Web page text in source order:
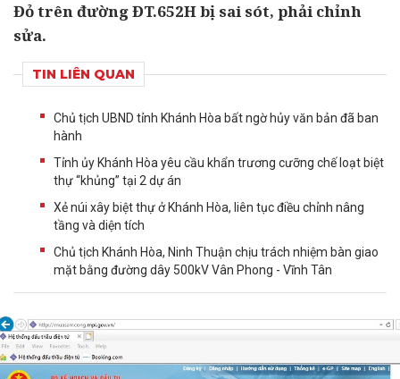
Đỏ trên đường ĐT.652H bị sai sót, phải chỉnh
sửa.
TIN LIÊN QUAN
Chủ tịch UBND tỉnh Khánh Hòa bất ngờ hủy văn bản đã ban
hành
Tỉnh ủy Khánh Hòa yêu cầu khẩn trương cưỡng chế loạt biệt
thự “khủng” tại 2 dự án
Xẻ núi xây biệt thự ở Khánh Hòa, liên tục điều chỉnh nâng
tầng và diện tích
Chủ tịch Khánh Hòa, Ninh Thuận chịu trách nhiệm bàn giao
mặt bằng đường dây 500kV Vân Phong - Vĩnh Tân